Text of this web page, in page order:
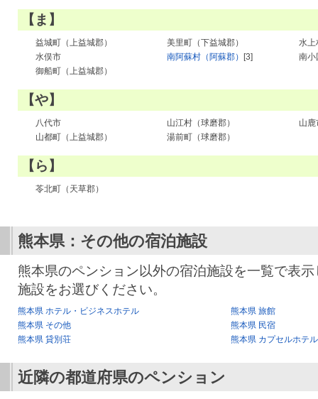
【ま】
益城町（上益城郡） 美里町（下益城郡）
水上
水俣市
南阿蘇村（阿蘇郡） [3]
南小
御船町（上益城郡）
【や】
八代市 山江村（球磨郡）
山鹿
山都町（上益城郡）
湯前町（球磨郡）
【ら】
苓北町（天草郡）
熊本県：その他の宿泊施設
熊本県のペンション以外の宿泊施設を一覧で表
施設をお選びください。
熊本県 ホテル・ビジネスホテル
熊本県 旅館
熊本県 その他
熊本県 民宿
熊本県 貸別荘
熊本県 カプセルホテル
近隣の都道府県のペンション